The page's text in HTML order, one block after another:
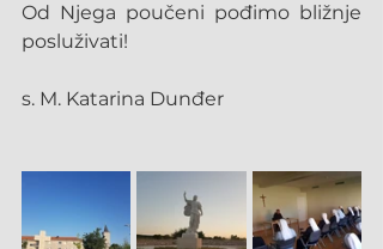
Od Njega poučeni pođimo bližnje
posluživati!
s. M. Katarina Dunđer